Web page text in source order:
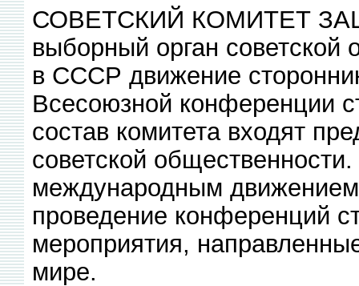
СОВЕТСКИЙ КОМИТЕТ
выборный орган советской
в СССР движение
Всесоюзной конференции
состав комитета входят
советской
международным движением
проведение конференций
мероприятия,
мире.